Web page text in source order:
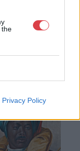
the
Privacy Policy
festmények,
2015-03-25